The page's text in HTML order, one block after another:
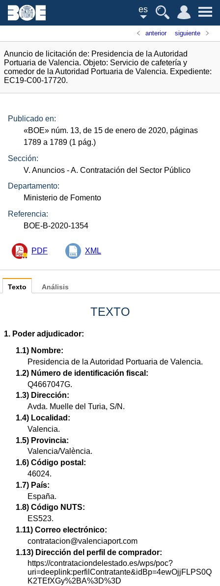
es
anterior siguiente
Anuncio de licitación de: Presidencia de la Autoridad
Portuaria de Valencia. Objeto: Servicio de cafetería y
comedor de la Autoridad Portuaria de Valencia. Expediente:
EC19-C00-17720.
Publicado en:
«BOE» núm. 13, de 15 de enero de 2020, páginas
1789 a 1789 (1 pág.)
Sección:
V. Anuncios - A. Contratación del Sector Público
Departamento:
Ministerio de Fomento
Referencia:
BOE-B-2020-1354
PDF XML
Texto
TEXTO
1. Poder adjudicador:
1.1) Nombre:
Presidencia de la Autoridad Portuaria de Valencia.
1.2) Número de identificación fiscal:
Q4667047G.
1.3) Dirección:
Avda. Muelle del Turia, S/N.
1.4) Localidad:
Valencia.
1.5) Provincia:
Valencia/València.
1.6) Código postal:
46024.
1.7) País:
España.
1.8) Código NUTS:
ES523.
1.11) Correo electrónico:
contratacion@valenciaport.com
1.13) Dirección del perfil de comprador:
https://contrataciondelestado.es/wps/poc?
uri=deeplink:perfilContratante&idBp=4ewOjjFLPS0Q
K2TEfXGy%2BA%3D%3D
Análisis